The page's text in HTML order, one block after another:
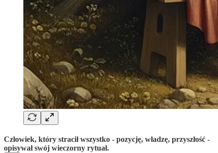
Człowiek, który stracił wszystko - pozycję, władzę, przyszłość -
opisywał swój wieczorny rytuał.